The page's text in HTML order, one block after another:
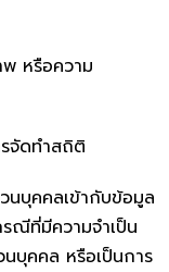
พ หรือความ
จัดทำสถิติ
บุคคลเข้ากับข้อมูล
ณีที่มีความจำเป็น
บุคคล หรือเป็นการ